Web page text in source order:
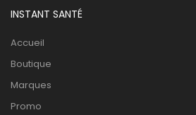
INSTANT SANTÉ
Accueil
Boutique
Marques
Promo